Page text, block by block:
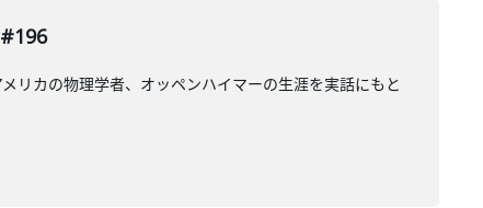
リカの物理学者、オッペンハイマーの生涯を実話にもと